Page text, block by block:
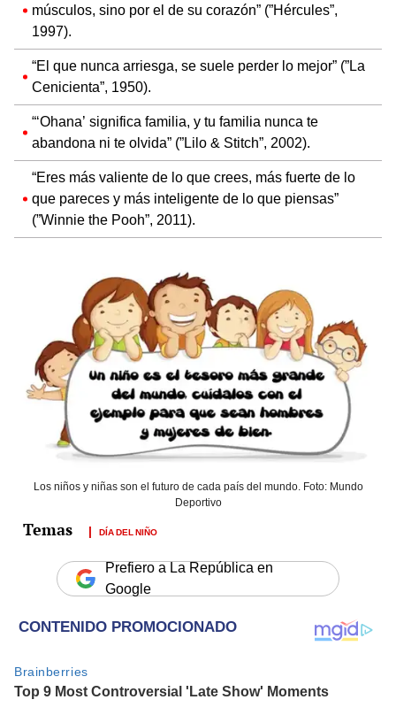
músculos, sino por el de su corazón” (”Hércules”,
1997).
“El que nunca arriesga, se suele perder lo mejor” (”La
Cenicienta”, 1950).
“‘Ohana’ significa familia, y tu familia nunca te
abandona ni te olvida” (”Lilo & Stitch”, 2002).
“Eres más valiente de lo que crees, más fuerte de lo
que pareces y más inteligente de lo que piensas”
(”Winnie the Pooh”, 2011).
Los niños y niñas son el futuro de cada país del mundo. Foto: Mundo
Deportivo
DÍA DEL NIÑO
Prefiero a La República en
Google